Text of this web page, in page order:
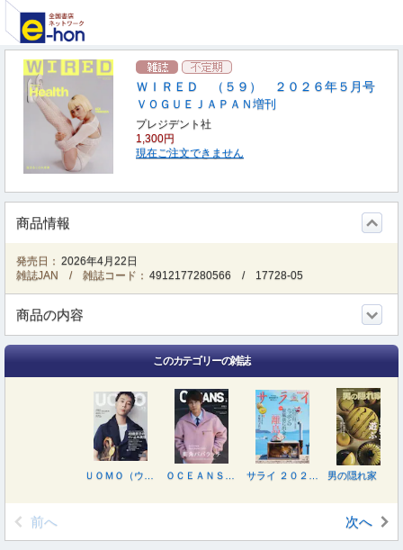
ＷＩＲＥＤ （５９） ２０２６年５月号
ＶＯＧＵＥＪＡＰＡＮ増刊
プレジデント社
1,300円
現在ご注文できません
商品情報
発売日： 2026年4月22日
雑誌JAN / 雑誌コード： 4912177280566 / 17728-05
商品の内容
このカテゴリーの雑誌
前へ 次へ